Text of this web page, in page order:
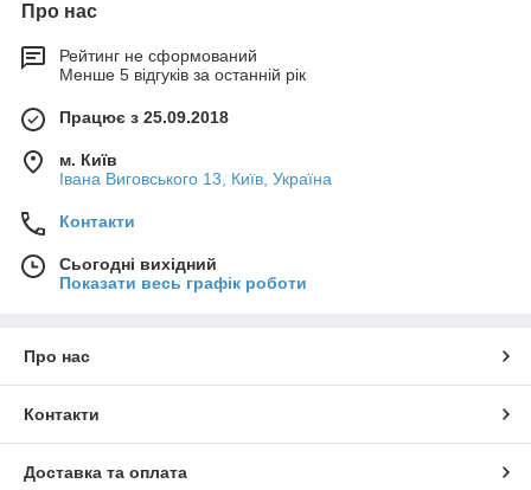
Про нас
Рейтинг не сформований
Менше 5 відгуків за останній рік
Працює з 25.09.2018
м. Київ
Івана Виговського 13, Київ, Україна
Контакти
Сьогодні вихідний
Показати весь графік роботи
Про нас
Контакти
Доставка та оплата